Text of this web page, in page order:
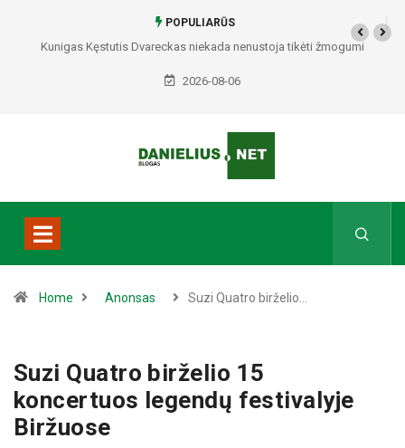
POPULIARŪS
Alytaus apskrities įvykių suvestinė: sukčiai išviliojo 3350 eurų, Prienuose
– policijos gaudynės, Varėnos rajone rasti du mirę žmonės
2026-08-06
Home Anonsas Suzi Quatro birželio…
Suzi Quatro birželio 15
koncertuos legendų festivalyje
Biržuose